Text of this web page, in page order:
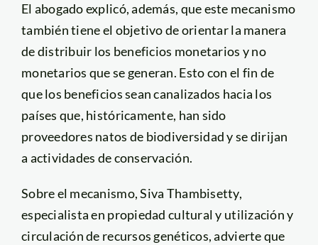
El abogado explicó, además, que este mecanismo
también tiene el objetivo de orientar la manera
de distribuir los beneficios monetarios y no
monetarios que se generan. Esto con el fin de
que los beneficios sean canalizados hacia los
países que, históricamente, han sido
proveedores natos de biodiversidad y se dirijan
a actividades de conservación.
Sobre el mecanismo, Siva Thambisetty,
especialista en propiedad cultural y utilización y
circulación de recursos genéticos, advierte que